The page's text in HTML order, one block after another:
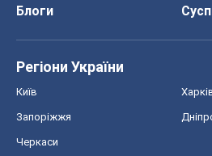
Блоги
Регіони України
Київ
Запоріжжя
Черкаси